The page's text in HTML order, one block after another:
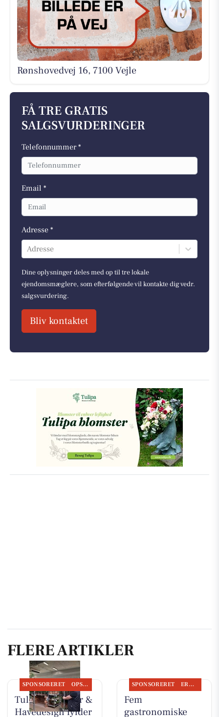
Rønshovedvej 16, 7100 Vejle
FÅ TRE GRATIS
SALGSVURDERINGER
Telefonnummer *
Email *
Adresse *
Adresse
Dine oplysninger deles med op til tre lokale
ejendomsmæglere, som efterfølgende vil kontakte dig vedr.
salgsvurdering.
Bliv kontaktet
FLERE ARTIKLER
SPONSORERET OPSLAGSTAVLEN
Tulipa Blomster &
Havedesign fylder
SPONSORERET ERHVERV
Fem
gastronomiske